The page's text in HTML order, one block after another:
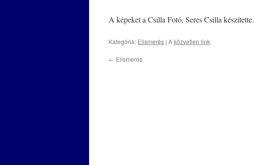
A képeket a Csilla Fotó, Seres Csilla készítette.
Kategória: Elismerés | Aközvetlen link.
← Elismerés